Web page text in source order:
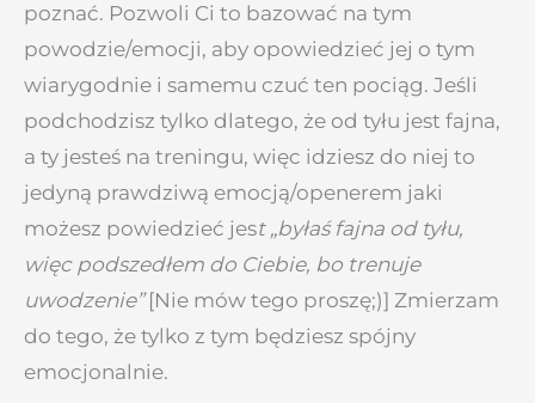
poznać. Pozwoli Ci to bazować na tym
powodzie/emocji, aby opowiedzieć jej o tym
wiarygodnie i samemu czuć ten pociąg. Jeśli
podchodzisz tylko dlatego, że od tyłu jest fajna,
a ty jesteś na treningu, więc idziesz do niej to
jedyną prawdziwą emocją/openerem jaki
możesz powiedzieć jest „byłaś fajna od tyłu,
więc podszedłem do Ciebie, bo trenuje
uwodzenie”[Nie mów tego proszę;)] Zmierzam
do tego, że tylko z tym będziesz spójny
emocjonalnie.